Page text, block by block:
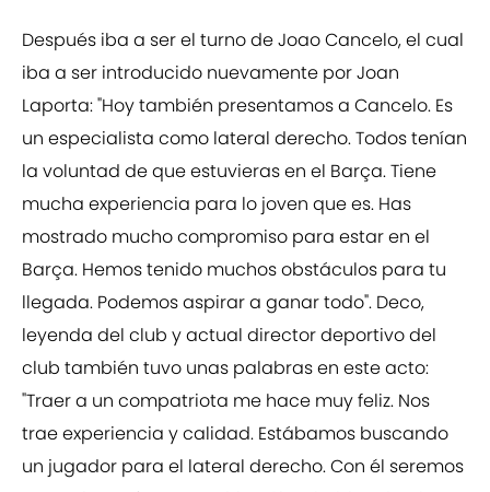
Después iba a ser el turno de Joao Cancelo, el cual
iba a ser introducido nuevamente por Joan
Laporta: "Hoy también presentamos a Cancelo. Es
un especialista como lateral derecho. Todos tenían
la voluntad de que estuvieras en el Barça. Tiene
mucha experiencia para lo joven que es. Has
mostrado mucho compromiso para estar en el
Barça. Hemos tenido muchos obstáculos para tu
llegada. Podemos aspirar a ganar todo". Deco,
leyenda del club y actual director deportivo del
club también tuvo unas palabras en este acto:
"Traer a un compatriota me hace muy feliz. Nos
trae experiencia y calidad. Estábamos buscando
un jugador para el lateral derecho. Con él seremos